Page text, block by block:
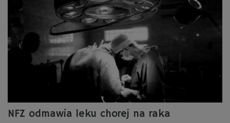
NFZ odmawia leku chorej na raka